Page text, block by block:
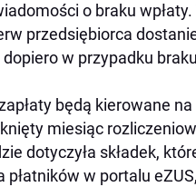
o braku wpłaty.
przedsiębiorca
w przypadku
będą kierowane
miesiąc
dotyczyła składek,
w portalu